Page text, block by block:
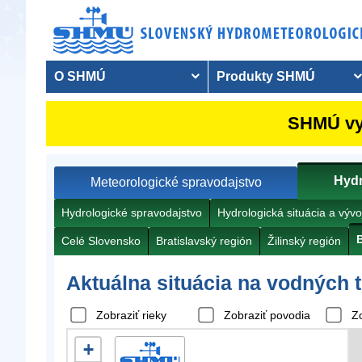
O SHMÚ Produkty SHMÚ
SHMÚ
Meteorologické spravodajstvo
Hydrologické spravodajstvo Hydrologická situácia a
Celé Slovensko Bratislavský región Žilinský región
Aktuálna situácia na vodných
Zobraziť rieky Zobraziť povodia
+